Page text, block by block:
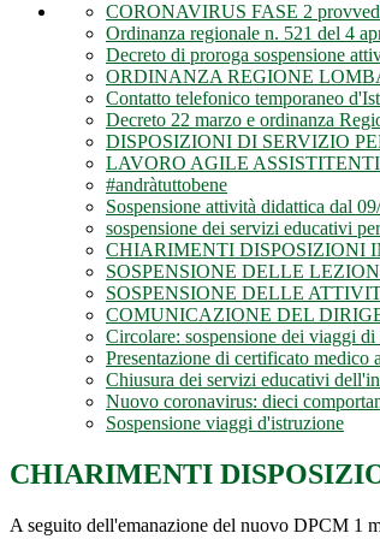
CORONAVIRUS FASE 2
Ordinanza regionale n. 521 del 4
Decreto di proroga sospensione
ORDINANZA REGIONE
Contatto telefonico temporaneo
Decreto 22 marzo e ordinanza
DISPOSIZIONI DI SERVIZIO
LAVORO AGILE
#andràtuttobene
Sospensione attività didattica dal
sospensione dei servizi educativi
CHIARIMENTI DISPOSIZIONI
SOSPENSIONE DELLE
SOSPENSIONE DELLE
COMUNICAZIONE DEL
Circolare: sospensione dei viaggi
Presentazione di certificato medico
Chiusura dei servizi educativi
Nuovo coronavirus: dieci
Sospensione viaggi d'istruzione
CHIARIMENTI
A seguito dell'emanazione del nuovo DPCM 1